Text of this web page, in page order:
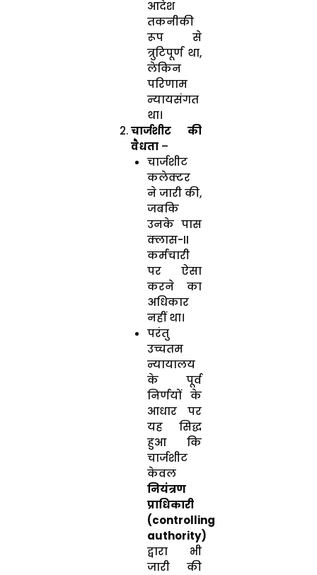
आदेश
तकनीकी
रूप से
त्रुटिपूर्ण था,
लेकिन
परिणाम
न्यायसंगत
था।
चार्जशीट की
वैधता –
चार्जशीट
कलेक्टर
ने जारी की,
जबकि
उनके पास
क्लास-II
कर्मचारी
पर ऐसा
करने का
अधिकार
नहीं था।
परंतु
उच्चतम
न्यायालय
के पूर्व
निर्णयों के
आधार पर
यह सिद्ध
हुआ कि
चार्जशीट
केवल
नियंत्रण
प्राधिकारी
(controlling
authority)
द्वारा भी
जारी की